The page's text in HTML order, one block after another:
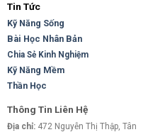
Tin Tức
Kỹ Năng Sống
Bài Học Nhân Bản
Chia Sẻ Kinh Nghiệm
Kỹ Năng Mềm
Thần Học
Thông Tin Liên Hệ
Địa chỉ: 472 Nguyễn Thị Thập, Tân